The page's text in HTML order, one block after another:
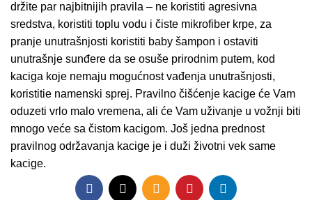
držite par najbitnijih pravila – ne koristiti agresivna
sredstva, koristiti toplu vodu i čiste mikrofiber krpe, za
pranje unutrašnjosti koristiti baby šampon i ostaviti
unutrašnje sunđere da se osuše prirodnim putem, kod
kaciga koje nemaju mogućnost vađenja unutrašnjosti,
koristitie namenski sprej. Pravilno čišćenje kacige će Vam
oduzeti vrlo malo vremena, ali će Vam uživanje u vožnji biti
mnogo veće sa čistom kacigom. Još jedna prednost
pravilnog održavanja kacige je i duži životni vek same
kacige.